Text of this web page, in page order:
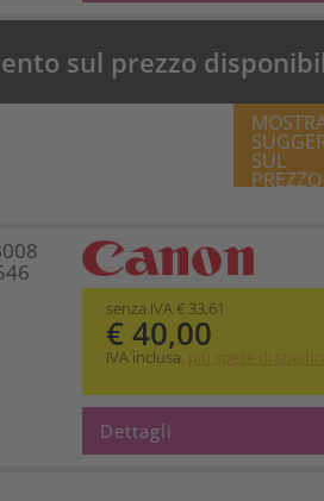
sul prezzo
SUL
PREZZO
senza IVA € 33,61
€ 40,00
IVA inclusa. più spese di
Dettagli